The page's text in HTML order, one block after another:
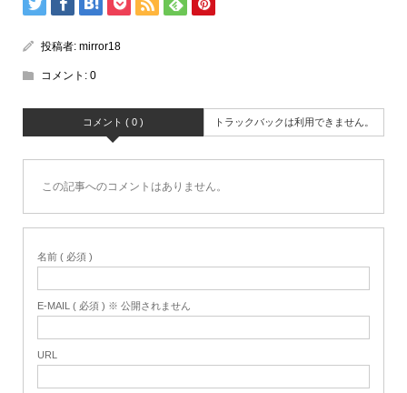
投稿者: mirror18
コメント: 0
コメント ( 0 ) トラックバックは利用できません。
この記事へのコメントはありません。
名前 ( 必須 )
E-MAIL ( 必須 ) ※ 公開されません
URL